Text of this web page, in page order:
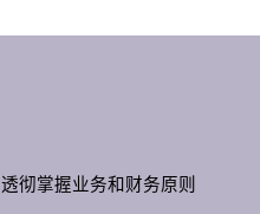
透彻掌握业务和财务原则